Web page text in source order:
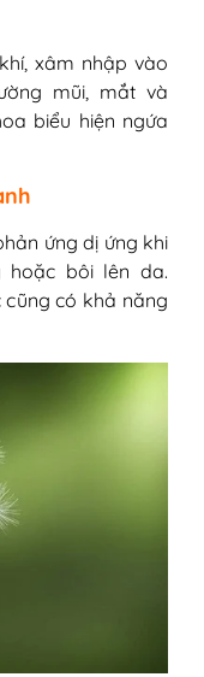
xâm nhập vào
mũi, mắt và
biểu hiện ngứa
ứng dị ứng khi
hoặc bôi lên da.
có khả năng